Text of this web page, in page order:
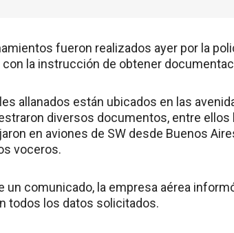
fueron realizados ayer por la
con la instrucción de obtener
allanados están ubicados en las
diversos documentos, entre
en aviones de SW desde Buenos
voceros.
un comunicado, la empresa aérea
todos los datos solicitados.